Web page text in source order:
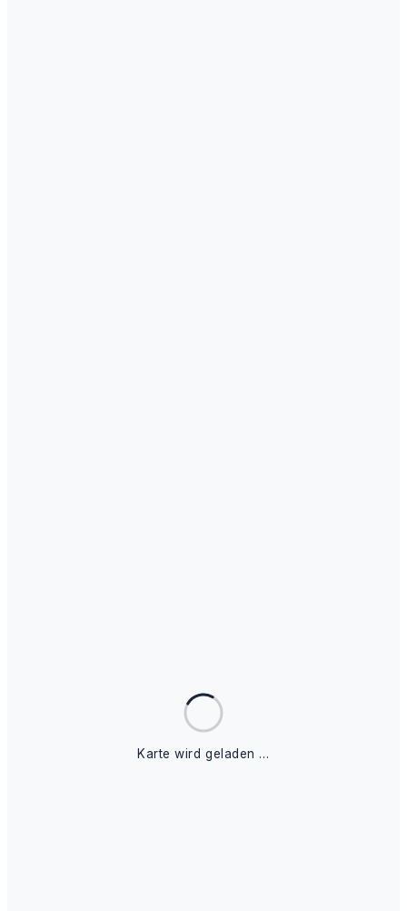
Karte wird geladen …